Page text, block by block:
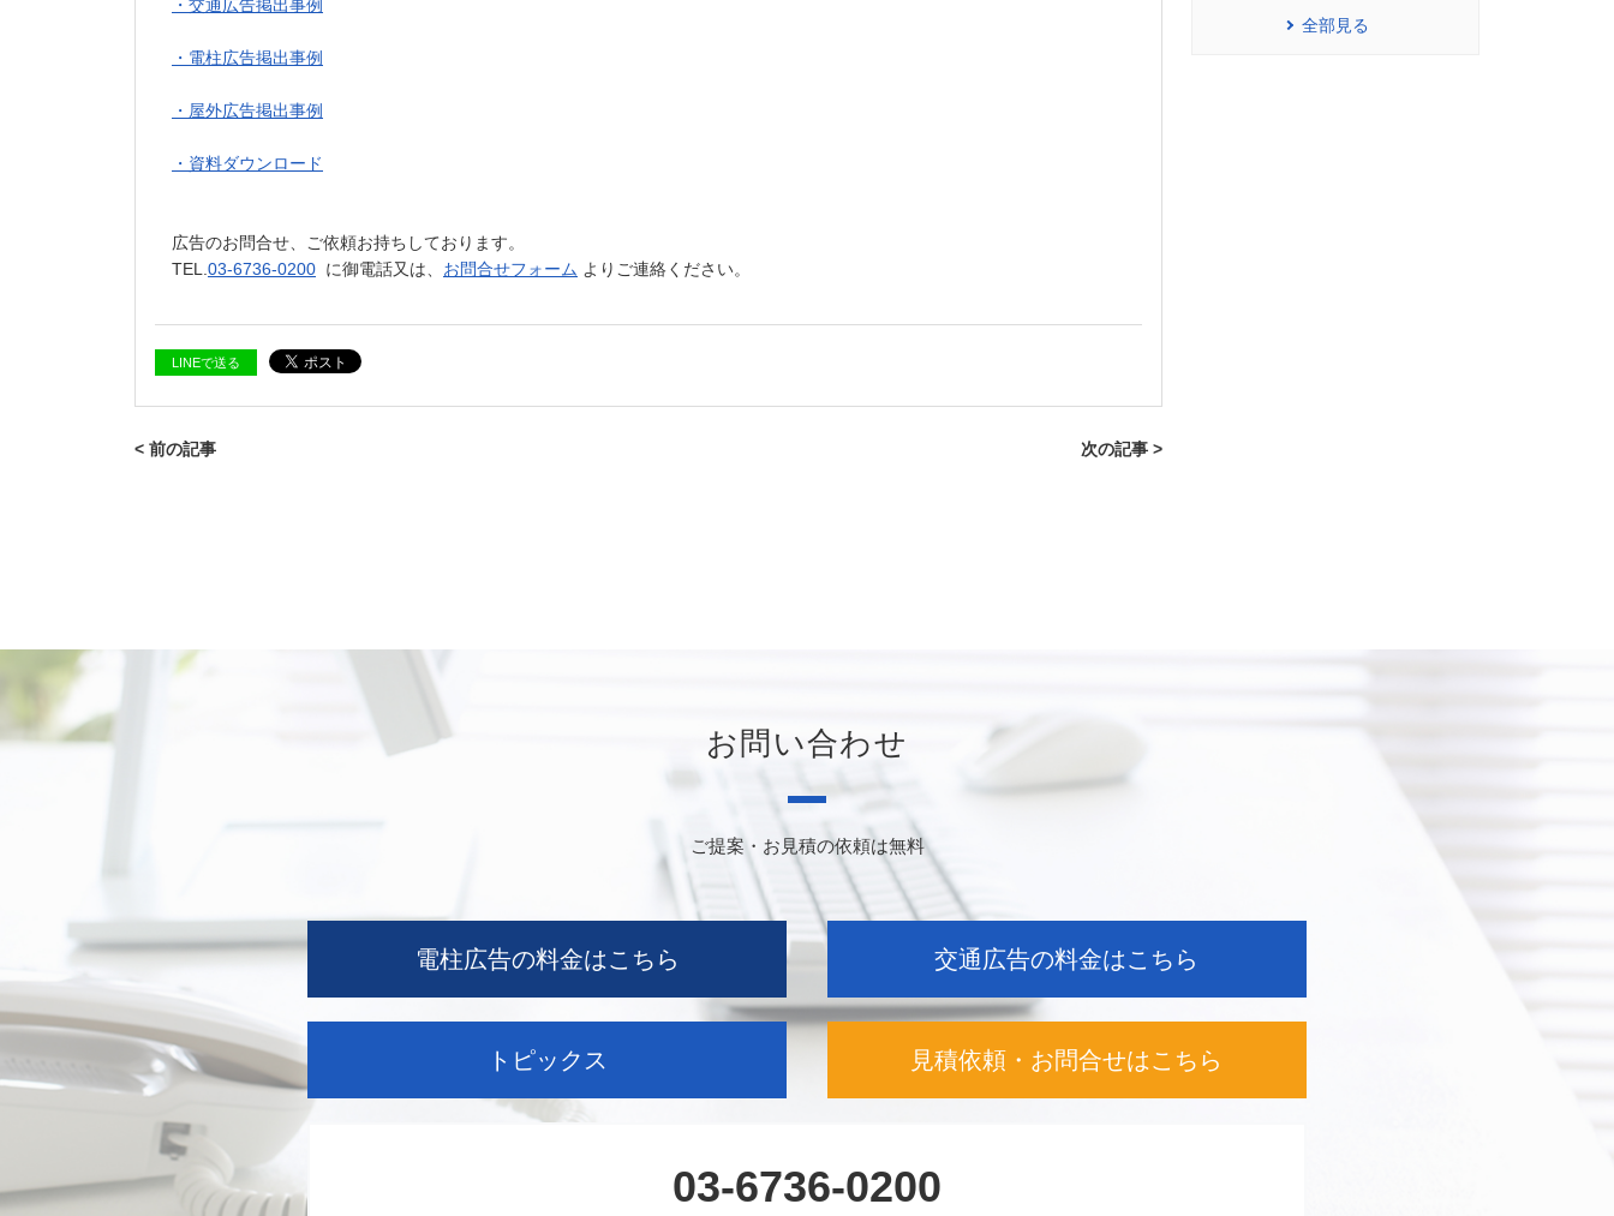
・交通広告掲出事例
・電柱広告掲出事例
・屋外広告掲出事例
・資料ダウンロード
広告のお問合せ、ご依頼お持ちしております。
TEL.03-6736-0200 に御電話又は、 お問合せフォーム よりご連絡ください。
LINEで送る
< 前の記事 次の記事 >
全部見る
お問い合わせ
ご提案・お見積の依頼は無料
電柱広告の料金はこちら 交通広告の料金はこちら
トピックス 見積依頼・お問合せはこちら
03-6736-0200